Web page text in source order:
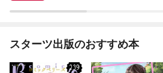
スターツ出版のおすすめ本